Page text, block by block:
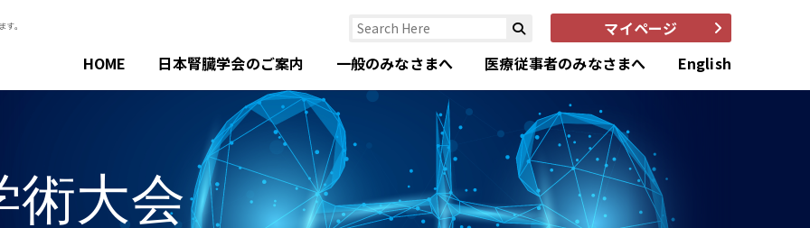
マイページ
HOME
日本腎臓学会のご案内 一般のみなさまへ 医療従事者のみなさまへ English
術大会